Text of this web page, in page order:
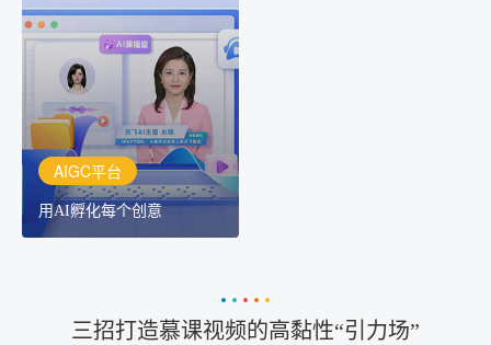
AIGC平台
用AI孵化每个创意
用AI孵化每个创意
讯飞AIGC平台：让每个创
作者都拥有自己的专注AI
创作助手
三招打造慕课视频的高黏性“引力场”